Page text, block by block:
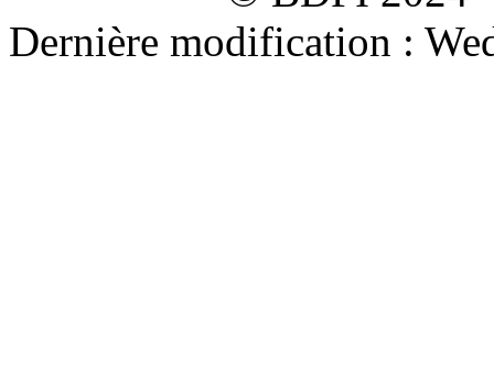
Dernière modification :